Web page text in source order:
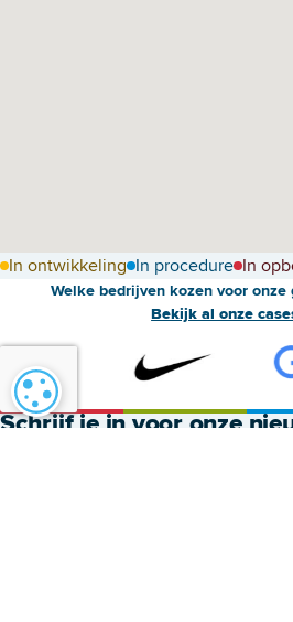
In ontwikkeling In procedure In
Welke bedrijven kozen voor onze
Bekijk al onze
Schrijf je in voor onze
Cookie-instellingen